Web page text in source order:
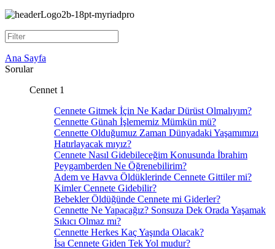
Ana Sayfa
Sorular
Cennet 1
Cennete Gitmek İçin Ne Kadar Dürüst Olmalıyım?
Cennette Günah İşlememiz Mümkün mü?
Cennette Olduğumuz Zaman Dünyadaki Yaşamımızı
Hatırlayacak mıyız?
Cennete Nasıl Gidebileceğim Konusunda İbrahim
Peygamberden Ne Öğrenebilirim?
Adem ve Havva Öldüklerinde Cennete Gittiler mi?
Kimler Cennete Gidebilir?
Bebekler Öldüğünde Cennete mi Giderler?
Cennette Ne Yapacağız? Sonsuza Dek Orada Yaşamak
Sıkıcı Olmaz mı?
Cennette Herkes Kaç Yaşında Olacak?
İsa Cennete Giden Tek Yol mudur?